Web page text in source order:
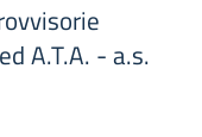
A.T.A. - a.s.